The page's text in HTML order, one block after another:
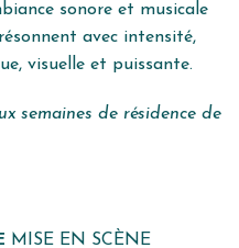
sonore et musicale
avec intensité,
visuelle et puissante.
semaines de résidence de
MISE EN SCÈNE